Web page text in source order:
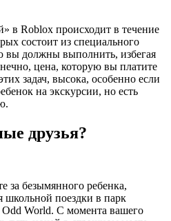
в Roblox происходит в течение
состоит из специального
вы должны выполнить, избегая
цена, которую вы платите
задач, высока, особенно если
на экскурсии, но есть
друзья?
за безымянного ребенка,
школьной поездки в парк
Odd World. С момента вашего